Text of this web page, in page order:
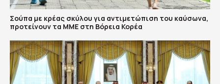
Σούπα με κρέας σκύλου για αντιμετώπιση του καύσωνα,
προτείνουν τα ΜΜΕ στη Βόρεια Κορέα